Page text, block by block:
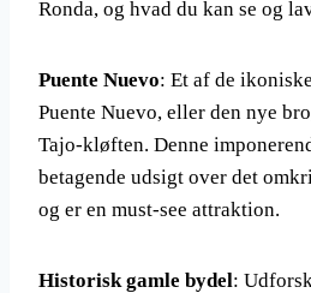
Ronda, og hvad du kan se og
Puente Nuevo: Et af de
Puente Nuevo, eller den nye
Tajo-kløften. Denne
betagende udsigt over det
og er en must-see attraktion.
Historisk gamle bydel: